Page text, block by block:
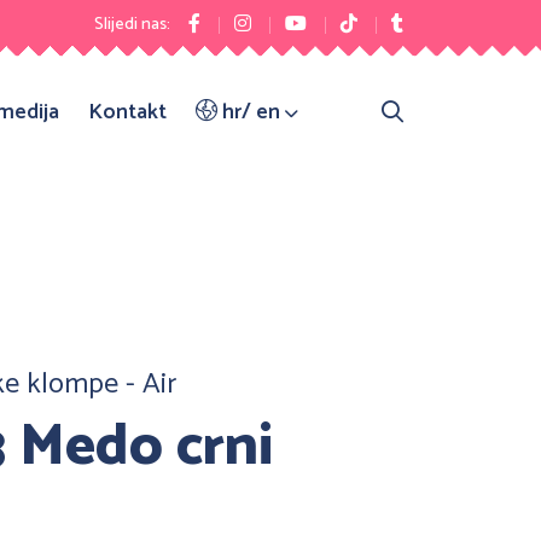
Slijedi nas:
Kontakt hr/ en
klompe - Air
Medo crni